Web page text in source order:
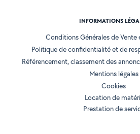
INFORMATIONS
Conditions Générales de
Politique de confidentialité et de
Référencement, classement des
Mentions légales
Cookies
Location de
Prestation de